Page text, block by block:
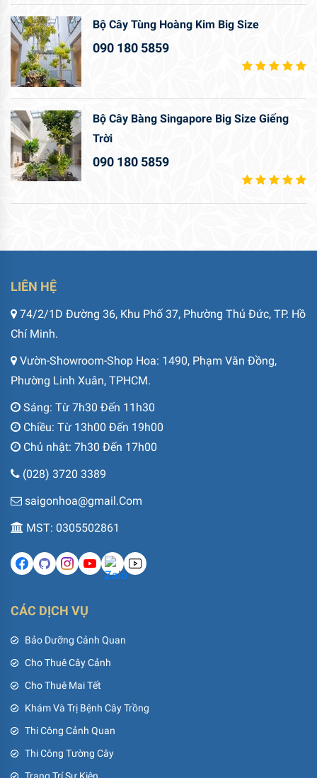
Bộ Cây Tùng Hoàng Kim Big Size
090 180 5859
Bộ Cây Bàng Singapore Big Size Giếng
Trời
090 180 5859
LIÊN HỆ
74/2/1D Đường 36, Khu Phố 37, Phường Thủ Đức, TP. Hồ
Chí Minh.
Vườn-Showroom-Shop Hoa: 1490, Phạm Văn Đồng,
Phường Linh Xuân, TPHCM.
Sáng: Từ 7h30 Đến 11h30
Chiều: Từ 13h00 Đến 19h00
Chủ nhật: 7h30 Đến 17h00
(028) 3720 3389
saigonhoa@gmail.Com
MST: 0305502861
CÁC DỊCH VỤ
Bảo Dưỡng Cảnh Quan
Cho Thuê Cây Cảnh
Cho Thuê Mai Tết
Khám Và Trị Bệnh Cây Trồng
Thi Công Cảnh Quan
Thi Công Tường Cây